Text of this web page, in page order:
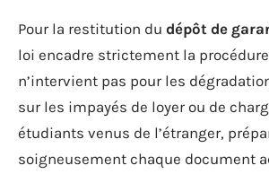
Pour la restitution du dépôt de
loi encadre strictement la
n’intervient pas pour les
sur les impayés de loyer ou de
étudiants venus de l’étranger,
soigneusement chaque document